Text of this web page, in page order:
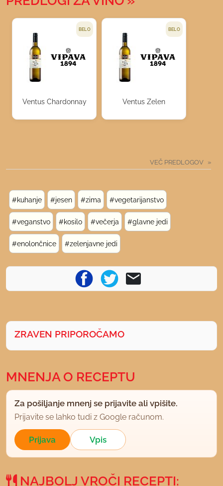
BELO
Ventus Chardonnay
BELO
Ventus Zelen
VEČ PREDLOGOV
#kuhanje #jesen #zima #vegetarijanstvo
#veganstvo #kosilo #večerja #glavne jedi
#enolončnice #zelenjavne jedi
ZRAVEN PRIPOROČAMO
MNENJA O RECEPTU
Za pošiljanje mnenj se prijavite ali vpišite.
Prijavite se lahko tudi z Google računom.
Prijava Vpis
NAJBOLJ VROČI RECEPTI: